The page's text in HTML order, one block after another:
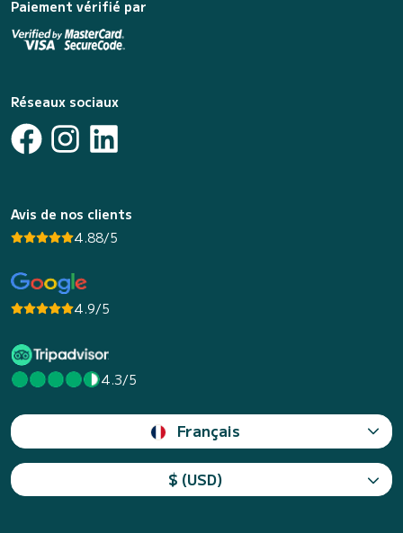
Paiement vérifié par
Réseaux sociaux
Avis de nos clients
4.88/5
4.9/5
4.3/5
Français
$ (USD)